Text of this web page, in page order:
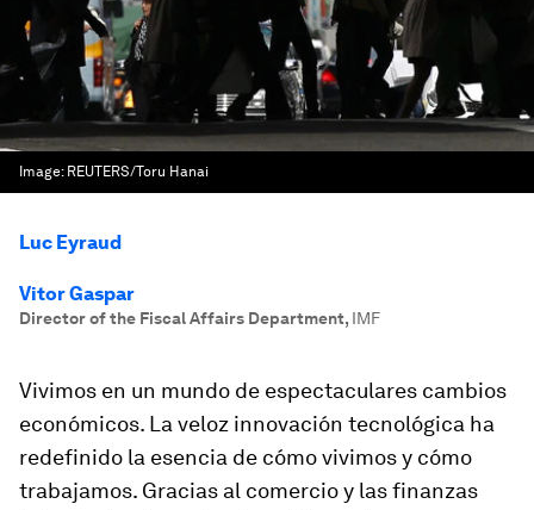
Image: REUTERS/Toru Hanai
Luc Eyraud
Vitor Gaspar
Director of the Fiscal Affairs Department, IMF
Vivimos en un mundo de espectaculares cambios
económicos. La veloz innovación tecnológica ha
redefinido la esencia de cómo vivimos y cómo
trabajamos. Gracias al comercio y las finanzas